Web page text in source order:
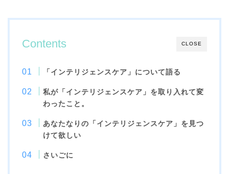
CLOSE
Contents
「インテリジェンスケア」について語る
私が「インテリジェンスケア」を取り入れて変
わったこと。
あなたなりの「インテリジェンスケア」を見つ
けて欲しい
さいごに